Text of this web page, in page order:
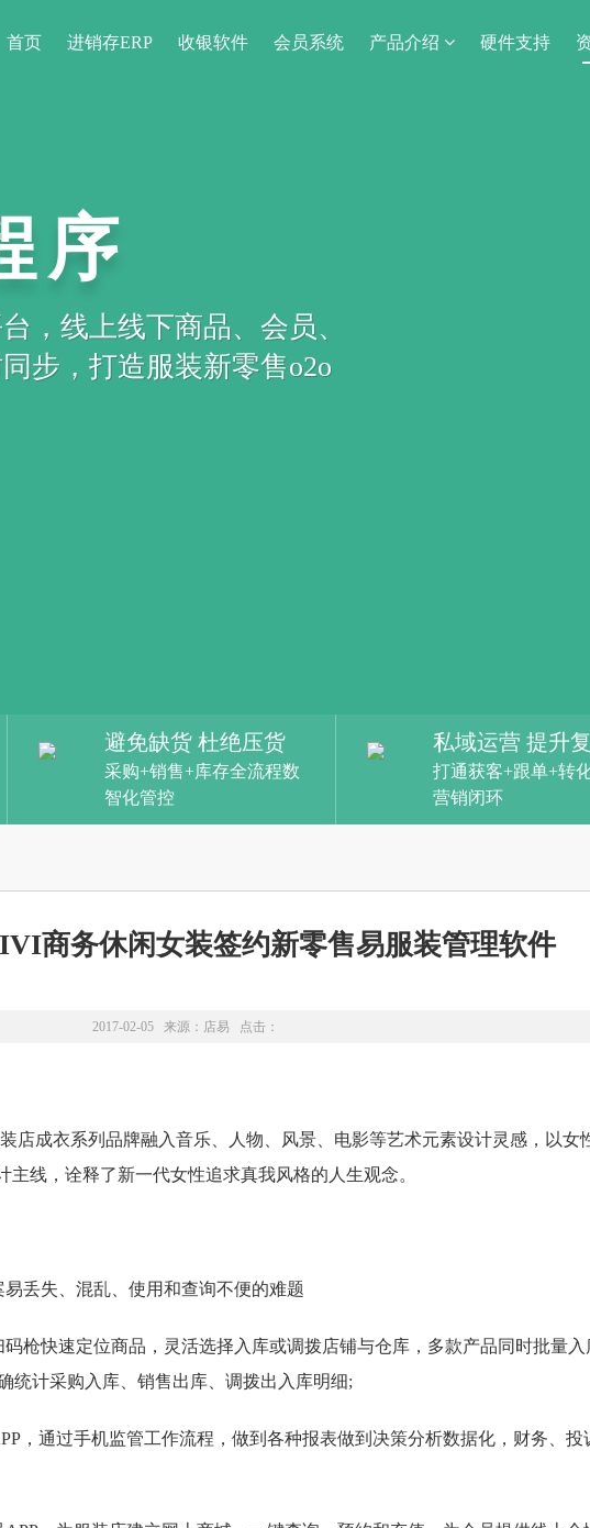
首页 进销存ERP 收银软件 会员系统 产品介绍 硬件支持
序
，线上线下商品、会员、
步，打造服装新零售o2o
避免缺货 杜绝压货
采购+销售+库存全流程数
智化管控
私域运营 提升
打通获客+跟单+转
营销闭环
商务休闲女装签约新零售易服装管理软件
2017-02-05 来源： 店易 点击：
成衣系列品牌融入音乐、人物、风景、电影等艺术元素设计灵感，以女
主线，诠释了新一代女性追求真我风格的人生观念。
丢失、混乱、使用和查询不便的难题
快速定位商品，灵活选择入库或调拨店铺与仓库，多款产品同时批量入
统计采购入库、销售出库、调拨出入库明细;
通过手机监管工作流程，做到各种报表做到决策分析数据化，财务、投